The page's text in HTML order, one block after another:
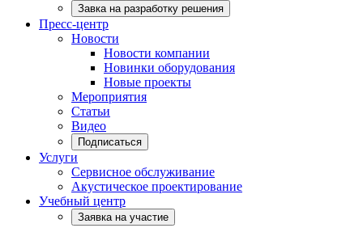
Завка на разработку решения
Пресс-центр
Новости
Новости компании
Новинки оборудования
Новые проекты
Мероприятия
Статьи
Видео
Подписаться
Услуги
Сервисное обслуживание
Акустическое проектирование
Учебный центр
Заявка на участие